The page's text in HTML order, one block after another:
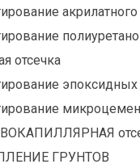
акрилатного
отсечка
ГРУНТОВ